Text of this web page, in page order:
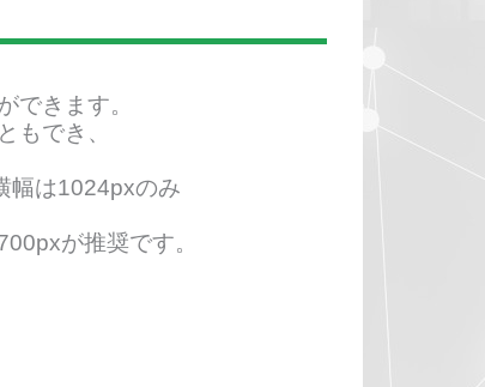
できます。
もでき、
幅は1024pxのみ
が推奨です。